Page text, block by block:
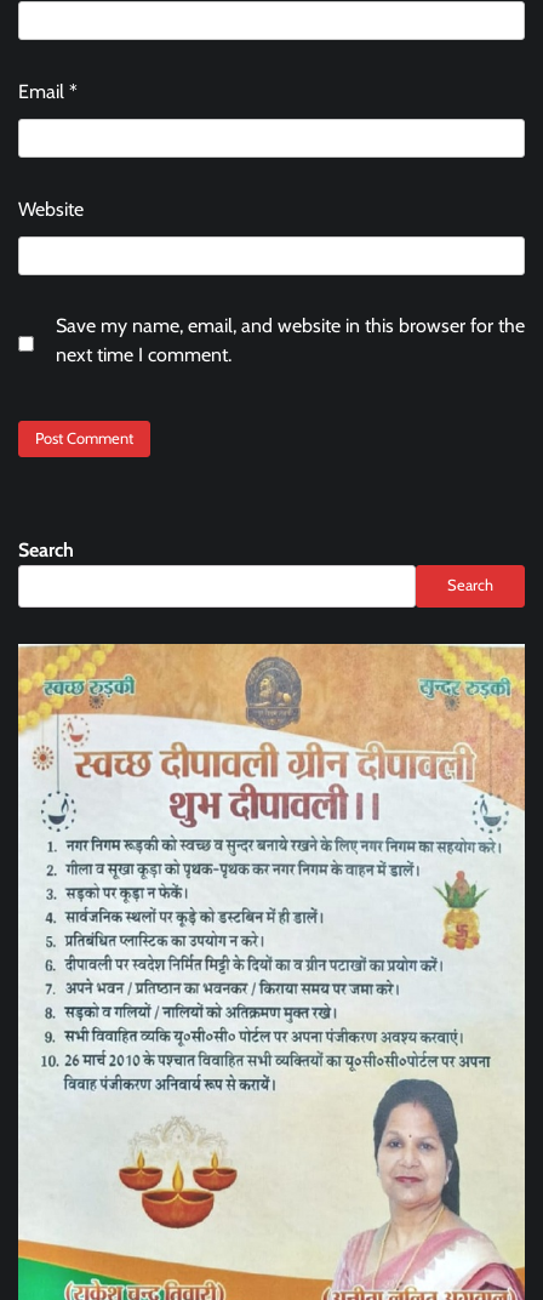
Email *
Website
Save my name, email, and website in this browser for the
next time I comment.
Search
Search